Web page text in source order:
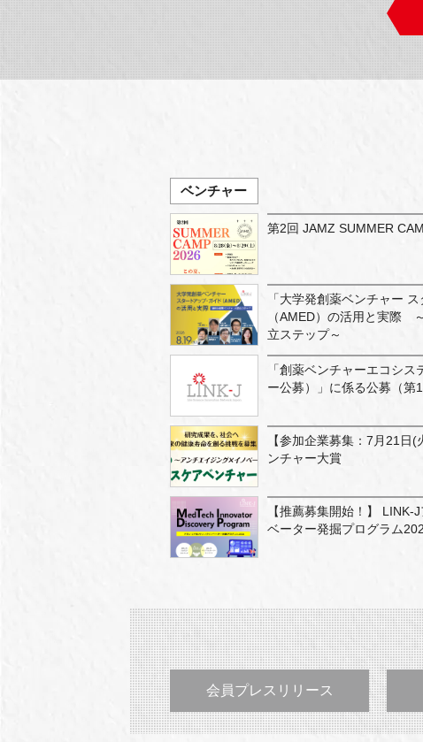
ベンチャー
第2回 JAMZ SUMMER
「大学発創薬ベンチャー
（AMED）の活用と実際
立ステップ～
「創薬ベンチャーエコシ
ー公募）」に係る公募（第
【参加企業募集：7月21日
ンチャー大賞
【推薦募集開始！】 LINK-
ベーター発掘プログラム
会員プレスリリース